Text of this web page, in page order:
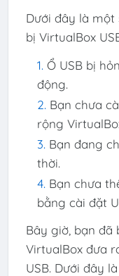
Dưới đây là
bị VirtualBox
Ổ USB bị
động.
Bạn chưa
rộng
Bạn đang
thời.
Bạn chưa
bằng cài đặt
Bây giờ, bạn đã
VirtualBox đưa
USB. Dưới đây